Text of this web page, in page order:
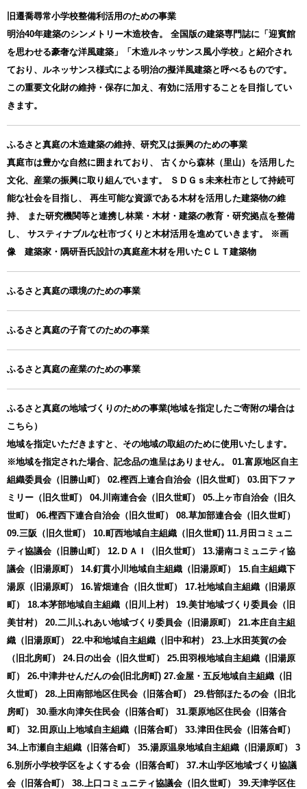
旧遷喬尋常小学校整備利活用のための事業
明治40年建築のシンメトリー木造校舎。 全国版の建築専門誌に「迎賓館
を思わせる豪奢な洋風建築」「木造ルネッサンス風小学校」と紹介され
ており、ルネッサンス様式による明治の擬洋風建築と呼べるものです。
この重要文化財の維持・保存に加え、有効に活用することを目指してい
きます。
ふるさと真庭の木造建築の維持、研究又は振興のための事業
真庭市は豊かな自然に囲まれており、 古くから森林（里山）を活用した
文化、産業の振興に取り組んでいます。 ＳＤＧｓ未来杜市として持続可
能な社会を目指し、 再生可能な資源である木材を活用した建築物の維
持、 また研究機関等と連携し林業・木材・建築の教育・研究拠点を整備
し、 サスティナブルな杜市づくりと木材活用を進めていきます。 ※画
像 建築家・隅研吾氏設計の真庭産木材を用いたＣＬＴ建築物
ふるさと真庭の環境のための事業
ふるさと真庭の子育てのための事業
ふるさと真庭の産業のための事業
ふるさと真庭の地域づくりのための事業(地域を指定したご寄附の場合は
こちら）
地域を指定いただきますと、その地域の取組のために使用いたします。
※地域を指定された場合、記念品の進呈はありません。 01.富原地区自主
組織委員会（旧勝山町） 02.樫西上連合自治会（旧久世町） 03.田下ファ
ミリー（旧久世町） 04.川南連合会（旧久世町） 05.上ヶ市自治会（旧久
世町） 06.樫西下連合自治会（旧久世町） 08.草加部連合会（旧久世町）
09.三阪（旧久世町） 10.町西地域自主組織（旧久世町) 11.月田コミュニ
ティ協議会（旧勝山町） 12.ＤＡＩ（旧久世町） 13.湯南コミュニティ協
議会（旧湯原町） 14.釘貫小川地域自主組織（旧湯原町） 15.自主組織下
湯原（旧湯原町） 16.皆畑連合（旧久世町） 17.社地域自主組織（旧湯原
町） 18.本茅部地域自主組織（旧川上村） 19.美甘地域づくり委員会（旧
美甘村） 20.二川ふれあい地域づくり委員会（旧湯原町） 21.本庄自主組
織（旧湯原町） 22.中和地域自主組織（旧中和村） 23.上水田英賀の会
（旧北房町） 24.日の出会（旧久世町） 25.田羽根地域自主組織（旧湯原
町） 26.中津井せんだんの会(旧北房町) 27.金屋・五反地域自主組織（旧
久世町） 28.上田南部地区住民会（旧落合町） 29.呰部ほたるの会（旧北
房町） 30.垂水向津矢住民会（旧落合町） 31.栗原地区住民会（旧落合
町） 32.田原山上地域自主組織（旧落合町） 33.津田住民会（旧落合町）
34.上市瀬自主組織（旧落合町） 35.湯原温泉地域自主組織（旧湯原町） 3
6.別所小学校学区をよくする会（旧落合町） 37.木山学区地域づくり協議
会（旧落合町） 38.上口コミュニティ協議会（旧久世町） 39.天津学区住